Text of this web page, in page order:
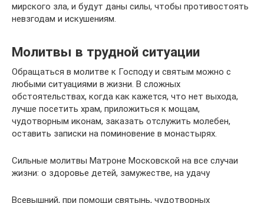
мирского зла, и будут даны силы, чтобы противостоять
невзгодам и искушениям.
Молитвы в трудной ситуации
Обращаться в молитве к Господу и святым можно с
любыми ситуациями в жизни. В сложных
обстоятельствах, когда как кажется, что нет выхода,
лучше посетить храм, приложиться к мощам,
чудотворным иконам, заказать отслужить молебен,
оставить записки на поминовение в монастырях.
Сильные молитвы Матроне Московской на все случаи
жизни: о здоровье детей, замужестве, на удачу
Всевышний, при помощи святынь, чудотворных